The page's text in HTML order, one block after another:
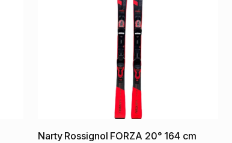
Narty Rossignol FORZA 20° 164 cm